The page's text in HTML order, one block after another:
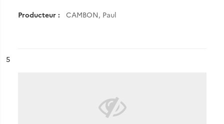
Producteur : CAMBON, Paul
n°
5